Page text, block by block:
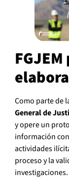
Como parte de
General de
y opere un
información
actividades
proceso y la
investigaciones.